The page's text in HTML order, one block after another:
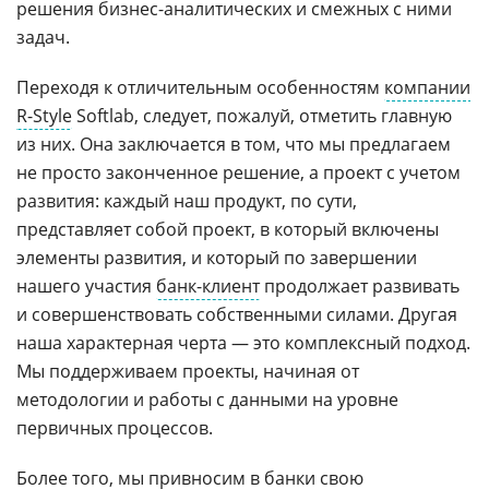
решения бизнес-аналитических и смежных с ними
задач.
Переходя к отличительным особенностям компании
R-StyleSoftlab, следует, пожалуй, отметить главную
из них. Она заключается в том, что мы предлагаем
не просто законченное решение, а проект с учетом
развития: каждый наш продукт, по сути,
представляет собой проект, в который включены
элементы развития, и который по завершении
нашего участия банк-клиентпродолжает развивать
и совершенствовать собственными силами. Другая
наша характерная черта — это комплексный подход.
Мы поддерживаем проекты, начиная от
методологии и работы с данными на уровне
первичных процессов.
Более того, мы привносим в банки свою